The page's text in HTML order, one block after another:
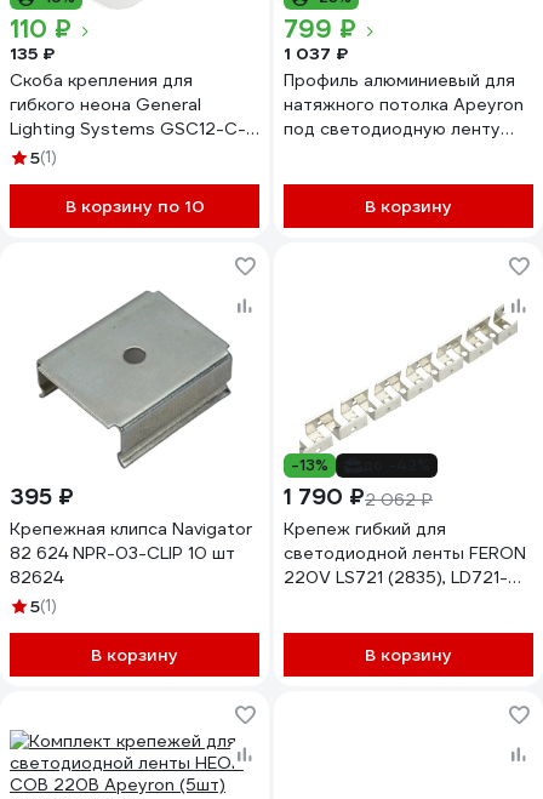
110 ₽
135 ₽
Скоба крепления для
гибкого неона General
Lighting Systems GSC12-C-
IP20-NL, в упаковке по 10 шт
5(1)
В корзину по 10
799 ₽
1 037 ₽
Профиль алюминиевый для
натяжного потолка Apeyron
под светодиодную ленту
В корзину
395 ₽
Крепежная клипса Navigator
82 624 NPR-03-CLIP 10 шт
82624
5(1)
В корзину
-13%
1 790 ₽2 062 ₽
Крепеж гибкий для
светодиодной ленты FERON
220V LS721 (2835), LD721-05
В корзину